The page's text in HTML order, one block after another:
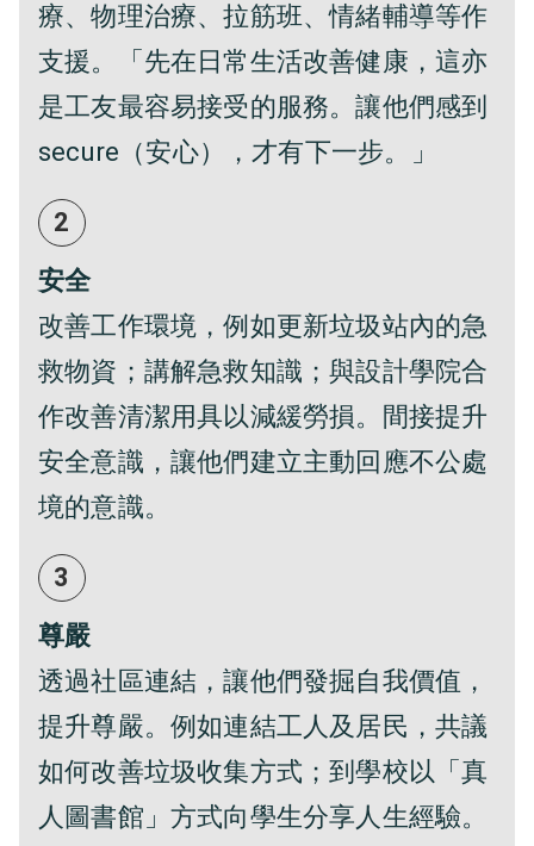
療、物理治療、拉筋班、情緒輔導等作
支援。「先在日常生活改善健康，這亦
是工友最容易接受的服務。讓他們感到
secure（安心），才有下一步。」
2
安全
改善工作環境，例如更新垃圾站內的急
救物資；講解急救知識；與設計學院合
作改善清潔用具以減緩勞損。間接提升
安全意識，讓他們建立主動回應不公處
境的意識。
3
尊嚴
透過社區連結，讓他們發掘自我價值，
提升尊嚴。例如連結工人及居民，共議
如何改善垃圾收集方式；到學校以「真
人圖書館」方式向學生分享人生經驗。